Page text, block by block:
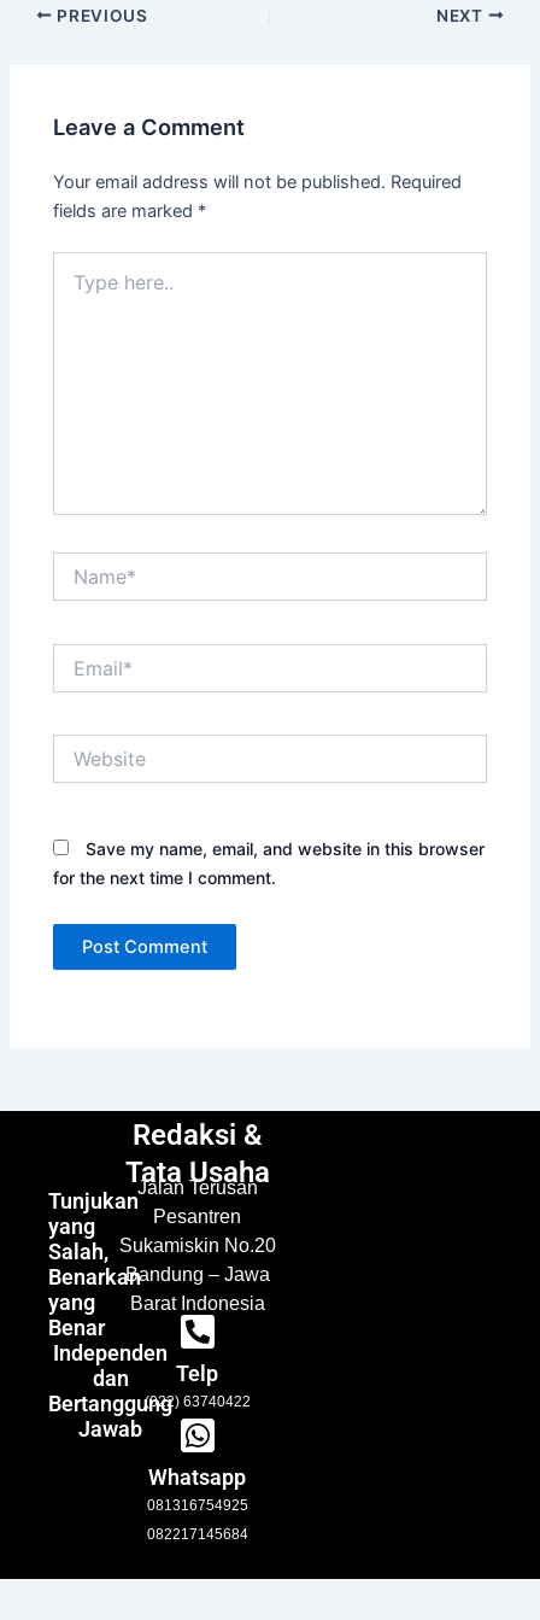
PREVIOUS NEXT
Leave a Comment
Your email address will not be published. Required
fields are marked *
here..
Save my name, email, and website in this browser
for the next time I comment.
Tunjukan
yang
Salah,
Benarkan
yang
Benar
Independen
dan
Bertanggung
Jawab
Redaksi &
Tata Usaha
Jalan Terusan
Pesantren
Sukamiskin No.20
Bandung – Jawa
Barat Indonesia
Telp
(022) 63740422
Whatsapp
081316754925
082217145684